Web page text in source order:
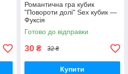
Романтична гра кубик
"Повороти долі" Sex кубик —
Фуксія
Готово до відправки
30 ₴ 32 ₴
Купити